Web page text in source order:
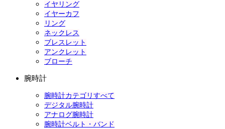
イヤリング
イヤーカフ
リング
ネックレス
ブレスレット
アンクレット
ブローチ
腕時計
腕時計カテゴリすべて
デジタル腕時計
アナログ腕時計
腕時計ベルト・バンド